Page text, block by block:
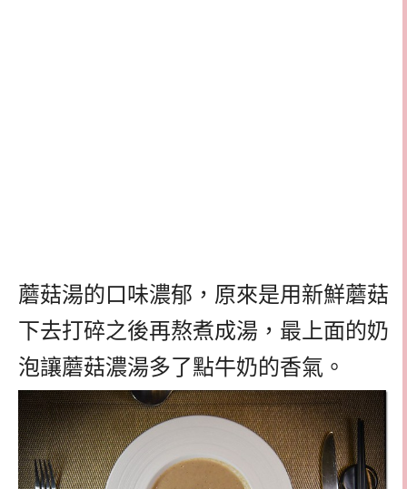
蘑菇湯的口味濃郁，原來是用新鮮蘑菇
下去打碎之後再熬煮成湯，最上面的奶
泡讓蘑菇濃湯多了點牛奶的香氣。